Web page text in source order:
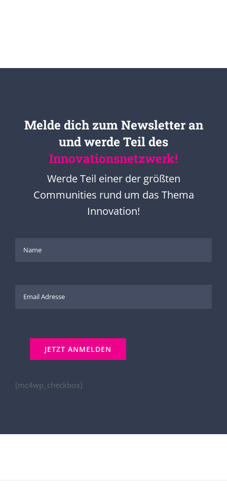
Melde dich zum Newsletter an
und werde Teil des
Innovationsnetzwerk!
Werde Teil einer der größten
Communities rund um das Thema
Innovation!
[mc4wp_checkbox]